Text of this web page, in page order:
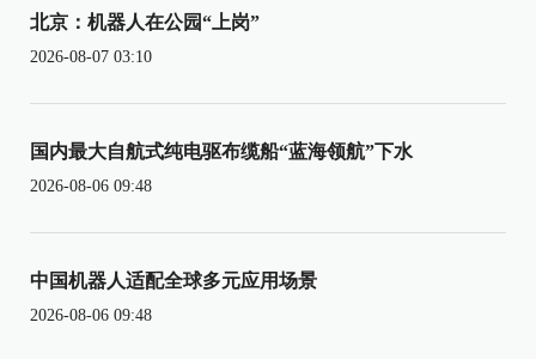
北京：机器人在公园“上岗”
2026-08-07 03:10
国内最大自航式纯电驱布缆船“蓝海领航”下水
2026-08-06 09:48
中国机器人适配全球多元应用场景
2026-08-06 09:48